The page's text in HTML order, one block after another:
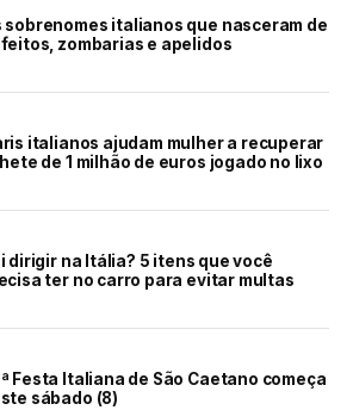
sobrenomes italianos que nasceram de
zombarias e apelidos
italianos ajudam mulher a recuperar
de 1 milhão de euros jogado no lixo
dirigir na Itália? 5 itens que você
ter no carro para evitar multas
Festa Italiana de São Caetano começa
sábado (8)